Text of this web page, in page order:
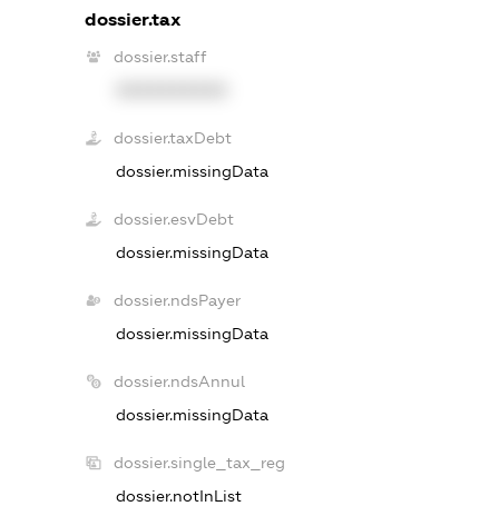
dossier.tax
dossier.staff
dossier.taxDebt
dossier.missingData
dossier.esvDebt
dossier.missingData
dossier.ndsPayer
dossier.missingData
dossier.ndsAnnul
dossier.missingData
dossier.single_tax_reg
dossier.notInList